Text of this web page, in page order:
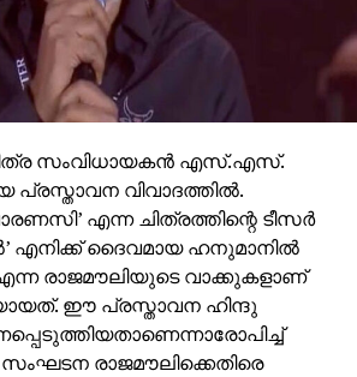
സംവിധായകന്‍ എസ്.എസ്.
പ്രസ്താവന വിവാദത്തില്‍.
എന്ന ചിത്രത്തിന്റെ ടീസര്‍
എനിക്ക് ദൈവമായ ഹനുമാനില്‍
രാജമൗലിയുടെ വാക്കുകളാണ്
ഈ പ്രസ്താവന ഹിന്ദു
രാജമൗലിക്കെതിരെ